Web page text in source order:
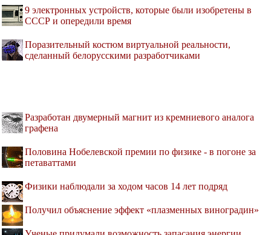
9 электронных устройств, которые были изобретены в
СССР и опередили время
Поразительный костюм виртуальной реальности,
сделанный белорусскими разработчиками
Разработан двумерный магнит из кремниевого аналога
графена
Половина Нобелевской премии по физике - в погоне за
петаваттами
Физики наблюдали за ходом часов 14 лет подряд
Получил объяснение эффект «плазменных виноградин»